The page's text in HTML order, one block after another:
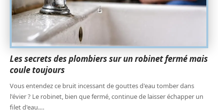
Les secrets des plombiers sur un robinet fermé mais
coule toujours
Vous entendez ce bruit incessant de gouttes d'eau tomber dans
l'évier ? Le robinet, bien que fermé, continue de laisser échapper un
filet d'eau.…